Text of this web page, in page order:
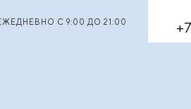
С 9:00 ДО 21:00